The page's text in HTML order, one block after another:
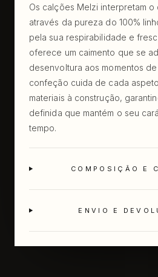
Os calções Melzi interpretam
através da pureza do 100%
pela sua respirabilidade e
oferece um caimento que se
desenvoltura aos momentos
confeção cuida de cada
materiais à construção,
definida que mantém o seu
tempo.
COMPOSIÇÃO E
ENVIO E